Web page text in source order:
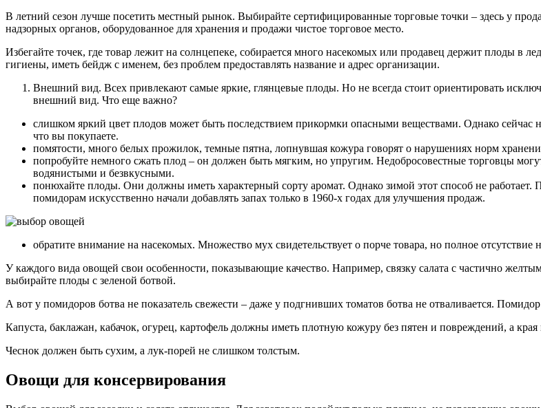
В летний сезон лучше посетить местный рынок. Выбирайте сертифицированные торговые точки – здесь у
надзорных органов, оборудованное для хранения и продажи чистое торговое место.
Избегайте точек, где товар лежит на солнцепеке, собирается много насекомых или продавец держит плоды в
гигиены, иметь бейдж с именем, без проблем предоставлять название и адрес организации.
Внешний вид. Всех привлекают самые яркие, глянцевые плоды. Но не всегда стоит ориентировать
внешний вид. Что еще важно?
слишком яркий цвет плодов может быть последствием прикормки опасными веществами. Однако
что вы покупаете.
помятости, много белых прожилок, темные пятна, лопнувшая кожура говорят о нарушениях норм
попробуйте немного сжать плод – он должен быть мягким, но упругим. Недобросовестные торговцы
водянистыми и безвкусными.
понюхайте плоды. Они должны иметь характерный сорту аромат. Однако зимой этот способ не
помидорам искусственно начали добавлять запах только в 1960-х годах для улучшения продаж.
обратите внимание на насекомых. Множество мух свидетельствует о порче товара, но полное
У каждого вида овощей свои особенности, показывающие качество. Например, связку салата с частично
выбирайте плоды с зеленой ботвой.
А вот у помидоров ботва не показатель свежести – даже у подгнивших томатов ботва не отваливается.
Капуста, баклажан, кабачок, огурец, картофель должны иметь плотную кожуру без пятен и повреждений, а
Чеснок должен быть сухим, а лук-порей не слишком толстым.
Овощи для консервирования